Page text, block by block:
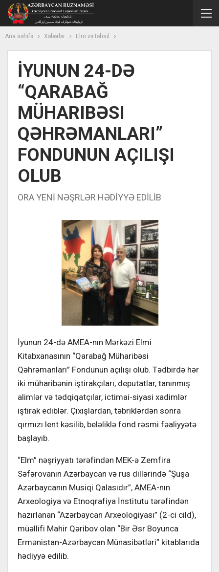
Ana səhifə Xəbərlər Elm və təhsil
İYUNUN 24-DƏ
“QARABAĞ
MÜHARIBƏSI
QƏHRƏMANLARI”
FONDUNUN AÇILIŞI
OLUB
ORA YENİ NƏŞRLƏR HƏDİYYƏ EDİLİB
İyunun 24-də AMEA-nın Mərkəzi Elmi
Kitabxanasının “Qarabağ Müharibəsi
Qəhrəmanları” Fondunun açılışı olub. Tədbirdə hər
iki müharibənin iştirakçıları, deputatlar, tanınmış
alimlər və tədqiqatçılar, ictimai-siyasi xadimlər
iştirak ediblər. Çıxışlardan, təbriklərdən sonra
qırmızı lent kəsilib, beləliklə fond rəsmi fəaliyyətə
başlayıb.
“Elm” nəşriyyatı tərəfindən MEK-ə Zemfira
Səfərovanın Azərbaycan və rus dillərində “Şuşa
Azərbaycanın Musiqi Qalasıdır”, AMEA-nın
Arxeologiya və Etnoqrafiya İnstitutu tərəfindən
hazırlanan “Azərbaycan Arxeologiyası” (2-ci cild),
müəllifi Mahir Qəribov olan “Bir Əsr Boyunca
Ermənistan-Azərbaycan Münasibətləri” kitablarıda
hədiyyə edilib.